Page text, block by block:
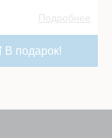
Подробнее
В подарок!